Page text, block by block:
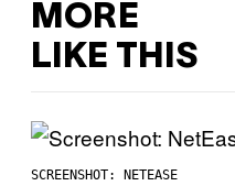
MORE
LIKE THIS
SCREENSHOT: NETEASE